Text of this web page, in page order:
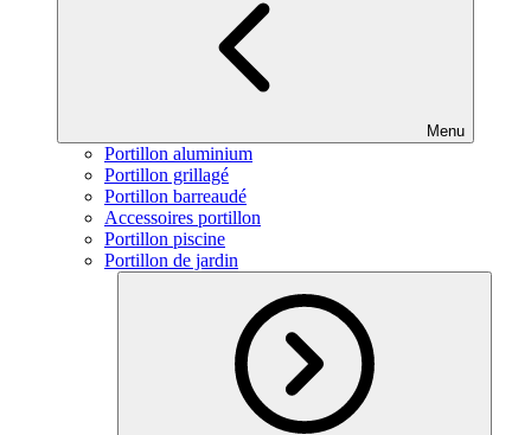
Menu
Portillon aluminium
Portillon grillagé
Portillon barreaudé
Accessoires portillon
Portillon piscine
Portillon de jardin